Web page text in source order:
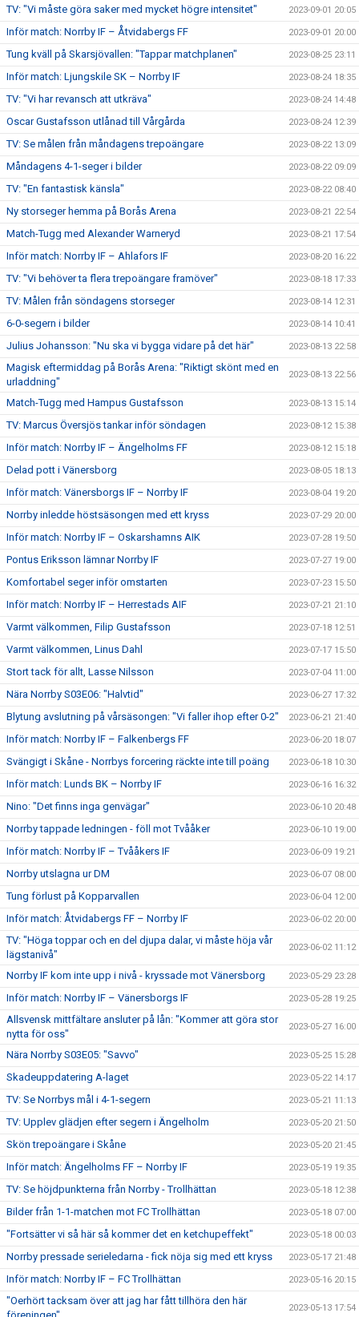
TV: "Vi måste göra saker med mycket högre intensitet" 2023-09-01 20:05
Inför match: Norrby IF – Åtvidabergs FF 2023-09-01 20:00
Tung kväll på Skarsjövallen: "Tappar matchplanen" 2023-08-25 23:11
Inför match: Ljungskile SK – Norrby IF 2023-08-24 18:35
TV: "Vi har revansch att utkräva" 2023-08-24 14:48
Oscar Gustafsson utlånad till Vårgårda 2023-08-24 12:39
TV: Se målen från måndagens trepoängare 2023-08-22 13:09
Måndagens 4-1-seger i bilder 2023-08-22 09:09
TV: "En fantastisk känsla" 2023-08-22 08:40
Ny storseger hemma på Borås Arena 2023-08-21 22:54
Match-Tugg med Alexander Warneryd 2023-08-21 17:54
Inför match: Norrby IF – Ahlafors IF 2023-08-20 16:22
TV: "Vi behöver ta flera trepoängare framöver" 2023-08-18 17:33
TV: Målen från söndagens storseger 2023-08-14 12:31
6-0-segern i bilder 2023-08-14 10:41
Julius Johansson: "Nu ska vi bygga vidare på det här" 2023-08-13 22:58
Magisk eftermiddag på Borås Arena: "Riktigt skönt med en
urladdning"
2023-08-13 22:56
Match-Tugg med Hampus Gustafsson 2023-08-13 15:14
TV: Marcus Översjös tankar inför söndagen 2023-08-12 15:38
Inför match: Norrby IF – Ängelholms FF 2023-08-12 15:18
Delad pott i Vänersborg 2023-08-05 18:13
Inför match: Vänersborgs IF – Norrby IF 2023-08-04 19:20
Norrby inledde höstsäsongen med ett kryss 2023-07-29 20:00
Inför match: Norrby IF – Oskarshamns AIK 2023-07-28 19:50
Pontus Eriksson lämnar Norrby IF 2023-07-27 19:00
Komfortabel seger inför omstarten 2023-07-23 15:50
Inför match: Norrby IF – Herrestads AIF 2023-07-21 21:10
Varmt välkommen, Filip Gustafsson 2023-07-18 12:51
Varmt välkommen, Linus Dahl 2023-07-17 15:50
Stort tack för allt, Lasse Nilsson 2023-07-04 11:00
Nära Norrby S03E06: "Halvtid" 2023-06-27 17:32
Blytung avslutning på vårsäsongen: "Vi faller ihop efter 0-2" 2023-06-21 21:40
Inför match: Norrby IF – Falkenbergs FF 2023-06-20 18:07
Svängigt i Skåne - Norrbys forcering räckte inte till poäng 2023-06-18 10:30
Inför match: Lunds BK – Norrby IF 2023-06-16 16:32
Nino: "Det finns inga genvägar" 2023-06-10 20:48
Norrby tappade ledningen - föll mot Tvååker 2023-06-10 19:00
Inför match: Norrby IF – Tvååkers IF 2023-06-09 19:21
Norrby utslagna ur DM 2023-06-07 08:00
Tung förlust på Kopparvallen 2023-06-04 12:00
Inför match: Åtvidabergs FF – Norrby IF 2023-06-02 20:00
TV: "Höga toppar och en del djupa dalar, vi måste höja vår
lägstanivå"
2023-06-02 11:12
Norrby IF kom inte upp i nivå - kryssade mot Vänersborg 2023-05-29 23:28
Inför match: Norrby IF – Vänersborgs IF 2023-05-28 19:25
Allsvensk mittfältare ansluter på lån: "Kommer att göra stor
nytta för oss"
2023-05-27 16:00
Nära Norrby S03E05: "Savvo" 2023-05-25 15:28
Skadeuppdatering A-laget 2023-05-22 14:17
TV: Se Norrbys mål i 4-1-segern 2023-05-21 11:13
TV: Upplev glädjen efter segern i Ängelholm 2023-05-20 21:50
Skön trepoängare i Skåne 2023-05-20 21:45
Inför match: Ängelholms FF – Norrby IF 2023-05-19 19:35
TV: Se höjdpunkterna från Norrby - Trollhättan 2023-05-18 12:38
Bilder från 1-1-matchen mot FC Trollhättan 2023-05-18 07:00
"Fortsätter vi så här så kommer det en ketchupeffekt" 2023-05-18 00:03
Norrby pressade serieledarna - fick nöja sig med ett kryss 2023-05-17 21:48
Inför match: Norrby IF – FC Trollhättan 2023-05-16 20:15
"Oerhört tacksam över att jag har fått tillhöra den här
2023-05-13 17:54